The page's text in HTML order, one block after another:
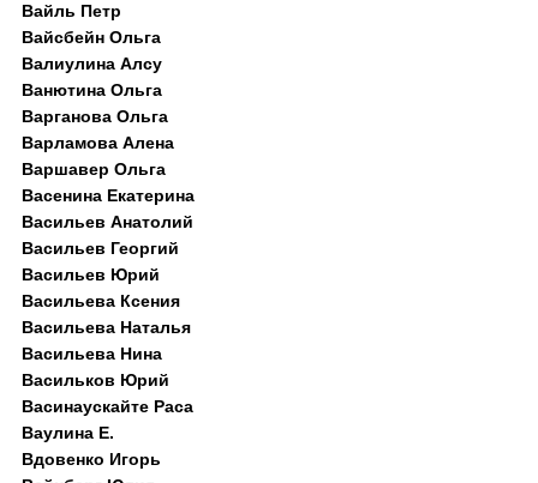
Вайль Петр
Вайсбейн Ольга
Валиулина Алсу
Ванютина Ольга
Варганова Ольга
Варламова Алена
Варшавер Ольга
Васенина Екатерина
Васильев Анатолий
Васильев Георгий
Васильев Юрий
Васильева Ксения
Васильева Наталья
Васильева Нина
Васильков Юрий
Васинаускайте Раса
Ваулина Е.
Вдовенко Игорь